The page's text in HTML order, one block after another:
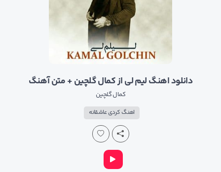
دانلود اهنگ لیم لی از کمال گلچین + متن آهنگ
کمال گلچین
اهنگ کردی عاشقانه